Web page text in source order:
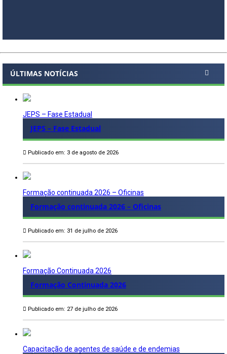
ÚLTIMAS NOTÍCIAS
JEPS – Fase Estadual
JEPS – Fase Estadual
Publicado em: 3 de agosto de 2026
Formação continuada 2026 – Oficinas
Formação continuada 2026 – Oficinas
Publicado em: 31 de julho de 2026
Formação Continuada 2026
Formação Continuada 2026
Publicado em: 27 de julho de 2026
Capacitação de agentes de saúde e de endemias